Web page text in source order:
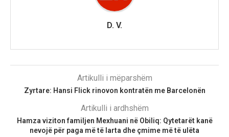
D. V.
Artikulli i mëparshëm
Zyrtare: Hansi Flick rinovon kontratën me Barcelonën
Artikulli i ardhshëm
Hamza viziton familjen Mexhuani në Obiliq: Qytetarët kanë
nevojë për paga më të larta dhe çmime më të ulëta